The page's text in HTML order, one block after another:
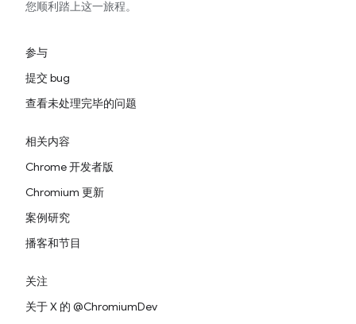
您顺利踏上这一旅程。
参与
提交 bug
查看未处理完毕的问题
相关内容
Chrome 开发者版
Chromium 更新
案例研究
播客和节目
关注
关于 X 的 @ChromiumDev